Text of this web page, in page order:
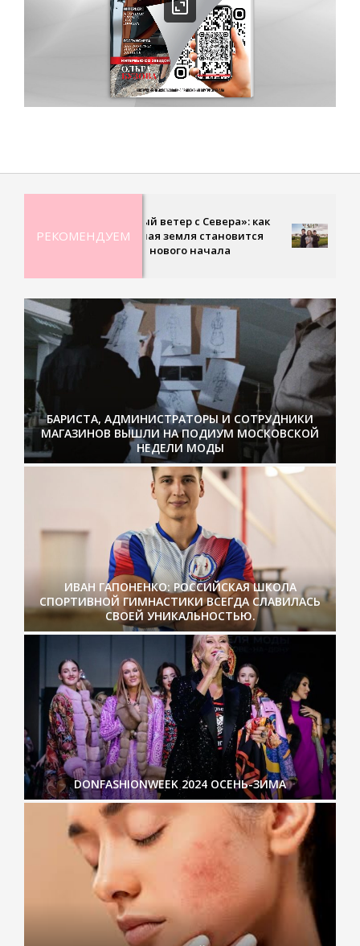
РЕКОМЕНДУЕМ
«Тёплый ветер с Севера»: как
холодная земля становится
точкой нового начала
становится
Первом канале
БАРИСТА, АДМИНИСТРАТОРЫ И СОТРУДНИКИ
МАГАЗИНОВ ВЫШЛИ НА ПОДИУМ МОСКОВСКОЙ
НЕДЕЛИ МОДЫ
ИВАН ГАПОНЕНКО: РОССИЙСКАЯ ШКОЛА
СПОРТИВНОЙ ГИМНАСТИКИ ВСЕГДА СЛАВИЛАСЬ
СВОЕЙ УНИКАЛЬНОСТЬЮ.
DONFASHIONWEEK 2024 ОСЕНЬ-ЗИМА